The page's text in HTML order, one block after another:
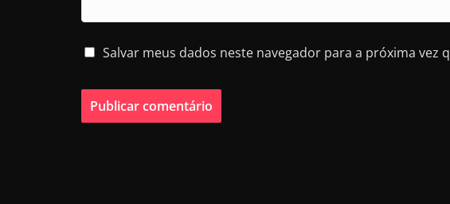
Salvar meus dados neste navegador para a próxima vez